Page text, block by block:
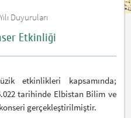
Duyuruları
Etkinliği
etkinlikleri kapsamında;
tarihinde Elbistan Bilim ve
gerçekleştirilmiştir.